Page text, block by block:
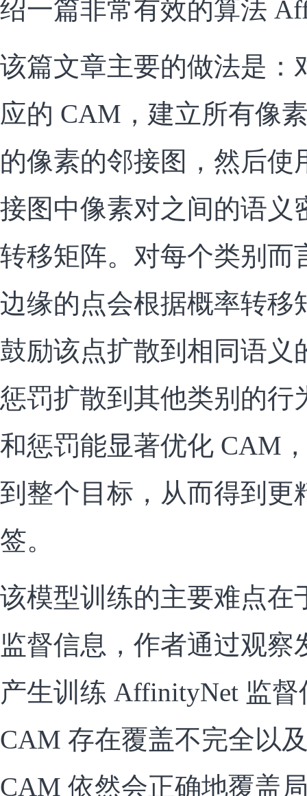
绍一篇非常有效的算法
该篇文章主要的做法是：
应的 CAM，建立所有像
的像素的邻接图，然后使
接图中像素对之间的语义
转移矩阵。对每个类别而
边缘的点会根据概率转移
鼓励该点扩散到相同语义
惩罚扩散到其他类别的行
和惩罚能显著优化 CAM
到整个目标，从而得到更
签。
该模型训练的主要难点在
监督信息，作者通过观察
产生训练 AffinityNet 监
CAM 存在覆盖不完全以
CAM 依然会正确地覆盖